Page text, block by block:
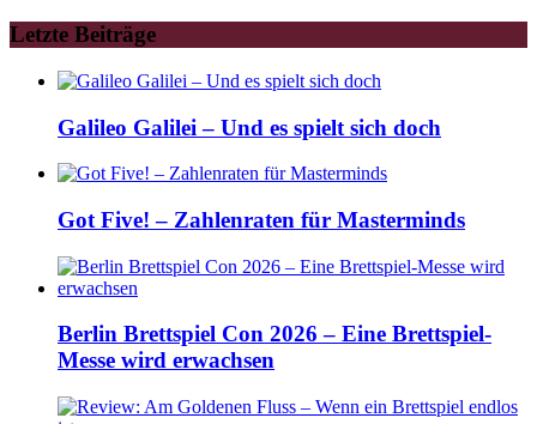
Letzte Beiträge
Galileo Galilei – Und es spielt sich doch
Got Five! – Zahlenraten für Masterminds
Berlin Brettspiel Con 2026 – Eine Brettspiel-
Messe wird erwachsen